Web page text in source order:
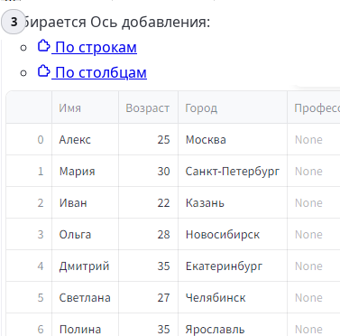
Выбирается Ось добавления:
По строкам
По столбцам